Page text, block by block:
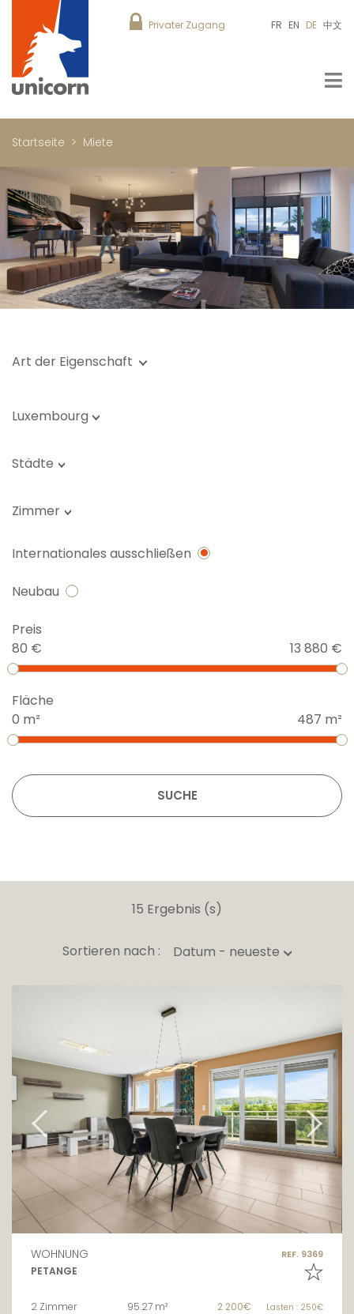
Privater Zugang FR EN DE 中文
Startseite Miete
Art der Eigenschaft
Luxembourg
Städte
Zimmer
Internationales ausschließen
Neubau
Preis
80 €
13 880 €
Fläche
0 m²
487 m²
SUCHE
15 Ergebnis (s)
Sortieren nach : Datum - neueste
WOHNUNG REF. 9369
PETANGE
2 Zimmer 95.27 m² 2 200€ Lasten : 250€